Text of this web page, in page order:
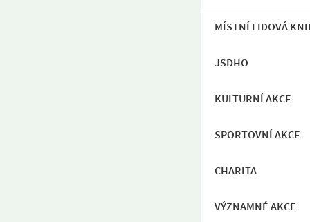
MÍSTNÍ LIDOVÁ
JSDHO
KULTURNÍ AKCE
SPORTOVNÍ AKCE
CHARITA
VÝZNAMNÉ AKCE